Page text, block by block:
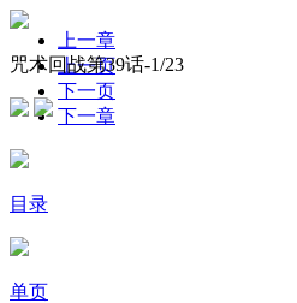
咒术回战第39话-1/23
上一章
上一页
下一页
下一章
目录
单页